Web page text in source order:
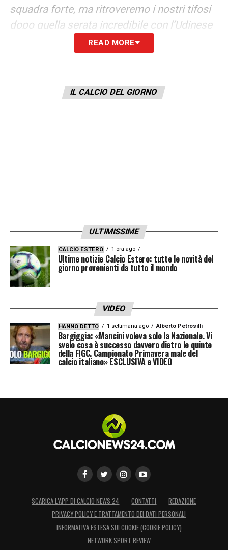
squadra forte, ma ritroveremo i nostri tifosi
dopo quella serata incredibile con l’Udinese
e vogliamo vincere. Ragioneremo partita
dopo partita, fu questa la nostra forza la
passata stagione. Il nostro obiettivo è ben
chiaro e rimaniamo con i piedi per terra,
READ MORE
IL CALCIO DEL GIORNO
ULTIMISSIME
CALCIO ESTERO 1 ora ago
Ultime notizie Calcio Estero: tutte le novità del
giorno provenienti da tutto il mondo
VIDEO
HANNO DETTO 1 settimana ago Alberto Petrosilli
Bargiggia: «Mancini voleva solo la Nazionale. Vi
svelo cosa è successo davvero dietro le quinte
della FIGC. Campionato Primavera male del
calcio italiano» ESCLUSIVA e VIDEO
SCARICA L’APP DI CALCIO NEWS 24 CONTATTI
REDAZIONE
PRIVACY POLICY E TRATTAMENTO DEI DATI PERSONALI
INFORMATIVA ESTESA SUI COOKIE (COOKIE POLICY)
NETWORK SPORT REVIEW